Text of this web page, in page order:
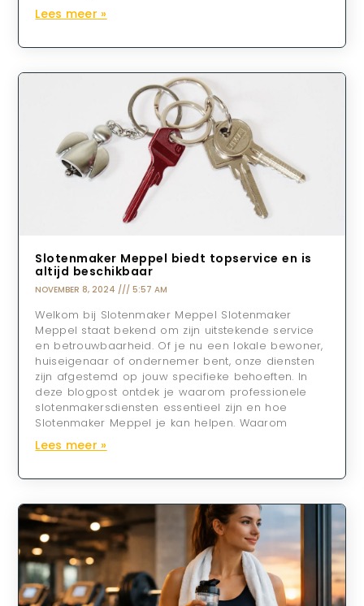
Lees meer »
Slotenmaker Meppel biedt topservice en is
altijd beschikbaar
NOVEMBER 8, 2024 5:57 AM
Welkom bij Slotenmaker Meppel Slotenmaker
Meppel staat bekend om zijn uitstekende service
en betrouwbaarheid. Of je nu een lokale bewoner,
huiseigenaar of ondernemer bent, onze diensten
zijn afgestemd op jouw specifieke behoeften. In
deze blogpost ontdek je waarom professionele
slotenmakersdiensten essentieel zijn en hoe
Slotenmaker Meppel je kan helpen. Waarom
Lees meer »